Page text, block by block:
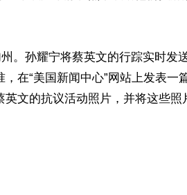
。孙耀宁将蔡英文的行踪实时发
在“美国新闻中心”网站上发表一
文的抗议活动照片，并将这些照